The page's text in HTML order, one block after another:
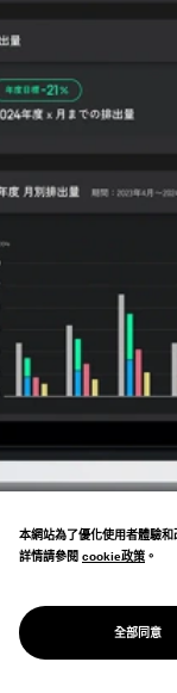
PROJECT
SUSTUS
本網站為了優化使用者體驗和
詳情請參閱 cookie政策
cookie政策 。
全部同意